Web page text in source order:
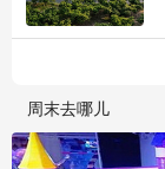
周末去哪儿